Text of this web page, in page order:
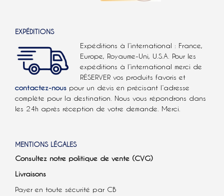
EXPÉDITIONS
Expéditions à l’international : France,
Europe, Royaume-Uni, U.S.A. Pour les
expéditions à l’international merci de
RÉSERVER vos produits favoris et
contactez-nous pour un devis en précisant l’adresse
complète pour la destination. Nous vous répondrons dans
les 24h après réception de votre demande. Merci.
MENTIONS LÉGALES
Consultez notre politique de vente (CVG)
Livraisons
Payer en toute sécurité par CB